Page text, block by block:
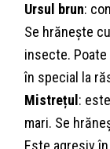
Ursul brun:
Se hrănește
insecte. Poate
în special la
Mistrețul :
mari. Se